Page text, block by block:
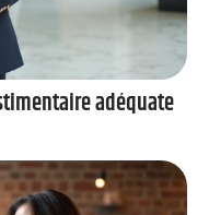
adéquate